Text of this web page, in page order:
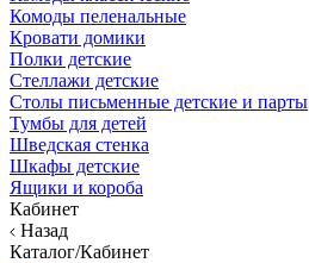
Комоды пеленальные
Кровати домики
Полки детские
Стеллажи детские
Столы письменные детские и парты
Тумбы для детей
Шведская стенка
Шкафы детские
Ящики и короба
Кабинет
Назад
Каталог/Кабинет